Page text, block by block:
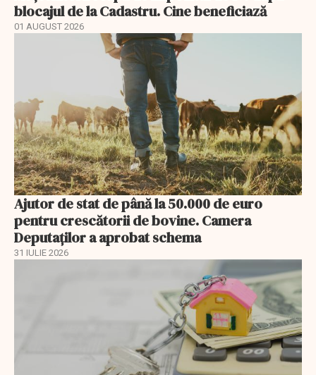
blocajul de la Cadastru. Cine beneficiază
01 AUGUST 2026
Ajutor de stat de până la 50.000 de euro
pentru crescătorii de bovine. Camera
Deputaților a aprobat schema
31 IULIE 2026